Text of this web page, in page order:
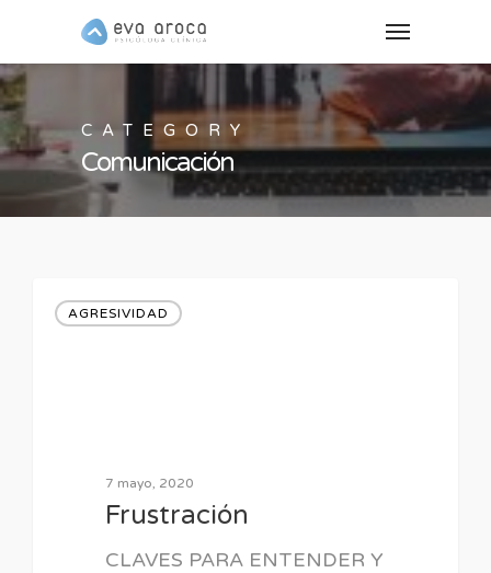
CATEGORY
Comunicación
AGRESIVIDAD
7 mayo, 2020
Frustración
CLAVES PARA ENTENDER Y